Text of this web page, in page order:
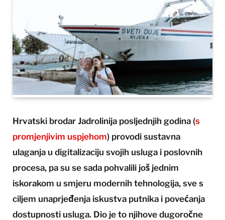
Hrvatski brodar Jadrolinija posljednjih godina (s
promjenjivim uspjehom) provodi sustavna
ulaganja u digitalizaciju svojih usluga i poslovnih
procesa, pa su se sada pohvalili još jednim
iskorakom u smjeru modernih tehnologija, sve s
ciljem unaprjeđenja iskustva putnika i povećanja
dostupnosti usluga. Dio je to njihove dugoročne